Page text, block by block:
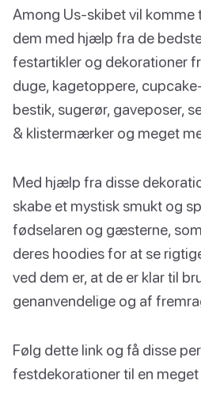
Among Us-skibet vil komme
dem med hjælp fra de
festartikler og dekorationer
duge, kagetoppere,
bestik, sugerør, gaveposer,
& klistermærker og meget
Med hjælp fra disse
skabe et mystisk smukt og
fødselaren og gæsterne,
deres hoodies for at se
ved dem er, at de er klar til
genanvendelige og af
Følg dette link og få disse
festdekorationer til en